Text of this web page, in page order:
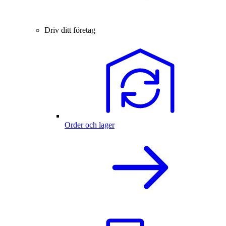
Driv ditt företag
Order och lager